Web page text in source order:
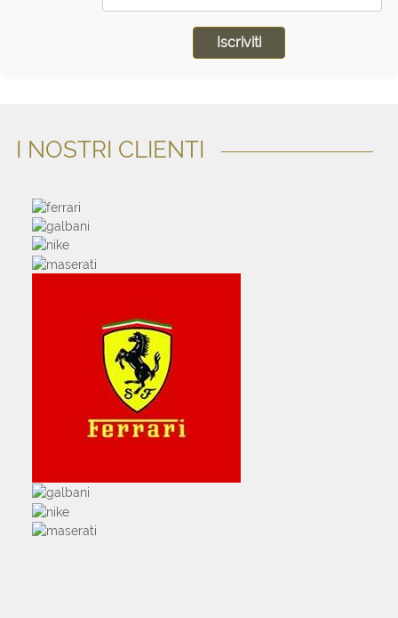
I NOSTRI CLIENTI